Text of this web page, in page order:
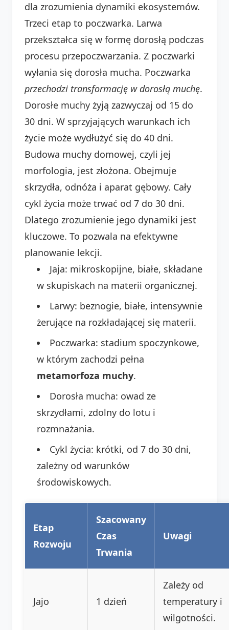
dla zrozumienia dynamiki ekosystemów.
Trzeci etap to poczwarka. Larwa
przekształca się w formę dorosłą podczas
procesu przepoczwarzania. Z poczwarki
wyłania się dorosła mucha. Poczwarka
przechodzi transformację w dorosłą muchę.
Dorosłe muchy żyją zazwyczaj od 15 do
30 dni. W sprzyjających warunkach ich
życie może wydłużyć się do 40 dni.
Budowa muchy domowej, czyli jej
morfologia, jest złożona. Obejmuje
skrzydła, odnóża i aparat gębowy. Cały
cykl życia może trwać od 7 do 30 dni.
Dlatego zrozumienie jego dynamiki jest
kluczowe. To pozwala na efektywne
planowanie lekcji.
Jaja: mikroskopijne, białe, składane
w skupiskach na materii organicznej.
Larwy: beznogie, białe, intensywnie
żerujące na rozkładającej się materii.
Poczwarka: stadium spoczynkowe,
w którym zachodzi pełna
metamorfoza muchy.
Dorosła mucha: owad ze
skrzydłami, zdolny do lotu i
rozmnażania.
Cykl życia: krótki, od 7 do 30 dni,
zależny od warunków
środowiskowych.
Etap
Rozwoju
Szacowany
Czas
Trwania
Uwagi
Jajo 1 dzień
Zależy od
temperatury i
wilgotności.